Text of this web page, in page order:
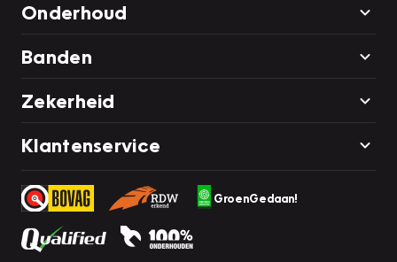
Onderhoud
Banden
Zekerheid
Klantenservice
GroenGedaan!